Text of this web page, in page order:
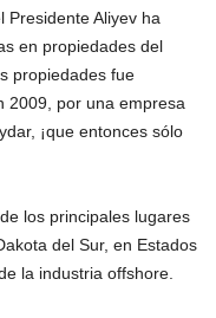
Presidente Aliyev ha
en propiedades del
propiedades fue
2009, por una empresa
¡que entonces sólo
los principales lugares
del Sur, en Estados
la industria offshore.